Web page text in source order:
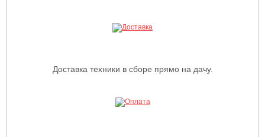
Доставка техники в сборе прямо на дачу.